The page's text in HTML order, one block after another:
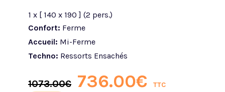
1 x [ 140 x 190 ] (2 pers.)
Confort: Ferme
Accueil: Mi-Ferme
Techno: Ressorts Ensachés
1073.00€ 736.00€ TTC